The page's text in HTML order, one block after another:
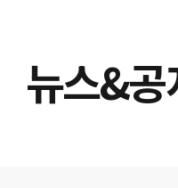
뉴스&공